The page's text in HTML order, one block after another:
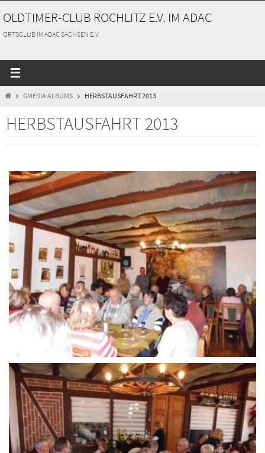
Inhalt
springen
OLDTIMER-CLUB ROCHLITZ E.V. IM ADAC
ORTSCLUB IM ADAC SACHSEN E.V.
STARTGMEDIA ALBUMS HERBSTAUSFAHRT 2013
HERBSTAUSFAHRT 2013